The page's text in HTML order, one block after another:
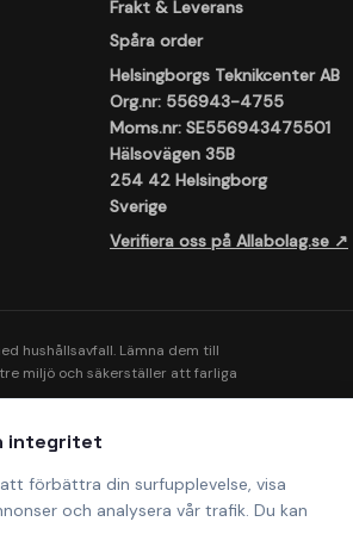
integritet
förbättra din surfupplevelse, visa
och analysera vår trafik. Du kan
Frakt & Leverans
Spåra order
Helsingborgs Teknikcenter AB
Org.nr: 556943-4755
Moms.nr: SE556943475501
Hälsovägen 35B
254 42 Helsingborg
Sverige
Verifiera oss på Allabolag.se ↗
hushållsavfall. Lämna dem till
miljö och säkerställer att farliga